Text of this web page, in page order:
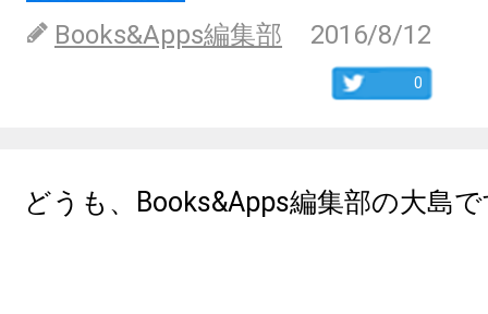
Books&Apps編集部
2016/8/12
0
どうも、 Books&Apps編集部の大島